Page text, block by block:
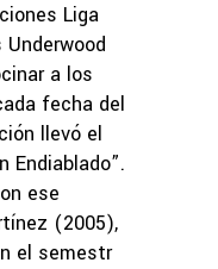
Liga
a los
fecha del
llevó el
Endiablado”.
ese
(2005),
el semestr